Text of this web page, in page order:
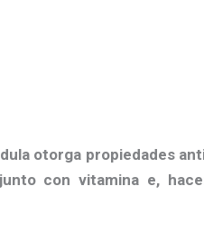
otorga propiedades
con vitamina e,